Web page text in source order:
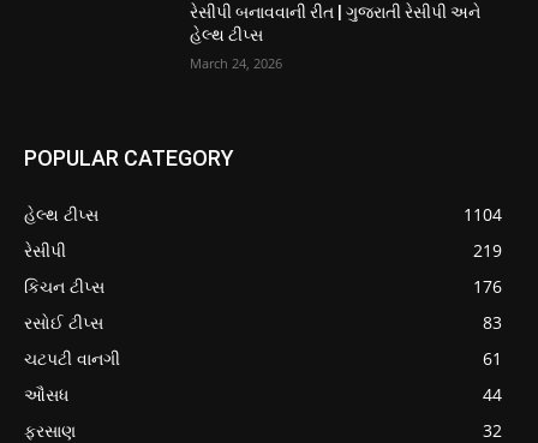
રેસીપી બનાવવાની રીત | ગુજરાતી રેસીપી અને
હેલ્થ ટીપ્સ
March 24, 2026
POPULAR CATEGORY
હેલ્થ ટીપ્સ
1104
રેસીપી
219
કિચન ટીપ્સ
176
રસોઈ ટીપ્સ
83
ચટપટી વાનગી
61
ઔસધ
44
ફરસાણ
32